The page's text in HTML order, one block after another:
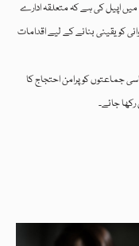
اپیل کی ہے کہ متعلقہ ادارے
کو یقینی بنانے کے لیے اقدامات
جماعتوں کو پرامن احتجاج کا
جائے۔